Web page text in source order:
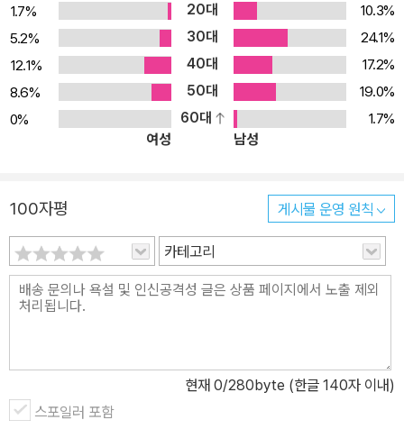
을 때, 거의 세계 유일의 ‘공통 언어’에 육박해 있다. 올림픽이나 월드
컵의 전 지구적 의미 차원을 의심하는 사람은 드물 것이다. 이는 스포
츠의 사회학적, 언론학적 연구의 토대를 마련할 수 있는 훌륭한 토대
이자 기회라 할 수 있다. 스포츠의 경제학, 스포츠의 상업화, 스포츠에
서 국가의 역할, 정치와 스포츠, 스포츠의 행정, 자본주의와 사회주의
사회에서 스포츠 기관의 통제, 매스미디어와 스포츠, 스포츠와 교육,
영역이 현대 사회학의 연구 대상이다.
호 의존 관계를 통해 서로 얽혀 있는 사회 속의 개인으로 설정된다. 이
것이 유명한 그의 ‘결합태 이론figuration theory’의 배경이다. 환언
하자면, 결합태란 사회의 구성원인 개인들이 자신의 행위를 통해 형
성하는 상호 관계의 그물로서, 여러 차원에서 다양한 방법으로 서로
결합되는, 상호 의존적인 사람들의 연결성을 의미한다. 엘리아스와
에릭 더닝은 이러한 결합태 개념의 맥락 하에서, 스포츠를 사회학의
인 1960년대까지 스포츠에 대한 사회학적 접근은 좀처럼 잘 알려져
있지 않았고, 알려져 있다 하더라도 당시로서는 아주 편협했던 스포
츠의 관점을 겨우 조금 넓히는 데 그치고 있었다. 사실 스포츠란 상호
의존 및 협력의 형태 혹은 ‘우리 집단’과 ‘그들 집단’의 형태로, 내부적
으로 미묘하게 얽혀 있는 갈등의 전모를 잘 드러낼 수 있는 ‘사회학적
테마’다. 이른바 경쟁과 협력, 갈등과 조화와 같은 사회적 관계의 속성
“사회에 대한 연구가 없는 스포츠 연구는 맥락이 없는 연구”임을 분
―거시적 관점과 미시적 테마들이 이룩한 총체의 사회학 일찍이 엘리
1.7% 20대
10.3%
5.2%
30대
24.1%
12.1%
40대
17.2%
8.6%
50대
19.0%
0%
60대
1.7%
여성
남성
100자평 게시물 운영 원칙
카테고리
현재 0/280byte (한글 140자 이내)
스포일러 포함